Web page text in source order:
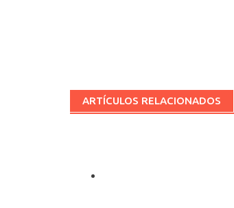
ARTÍCULOS RELACIONADOS